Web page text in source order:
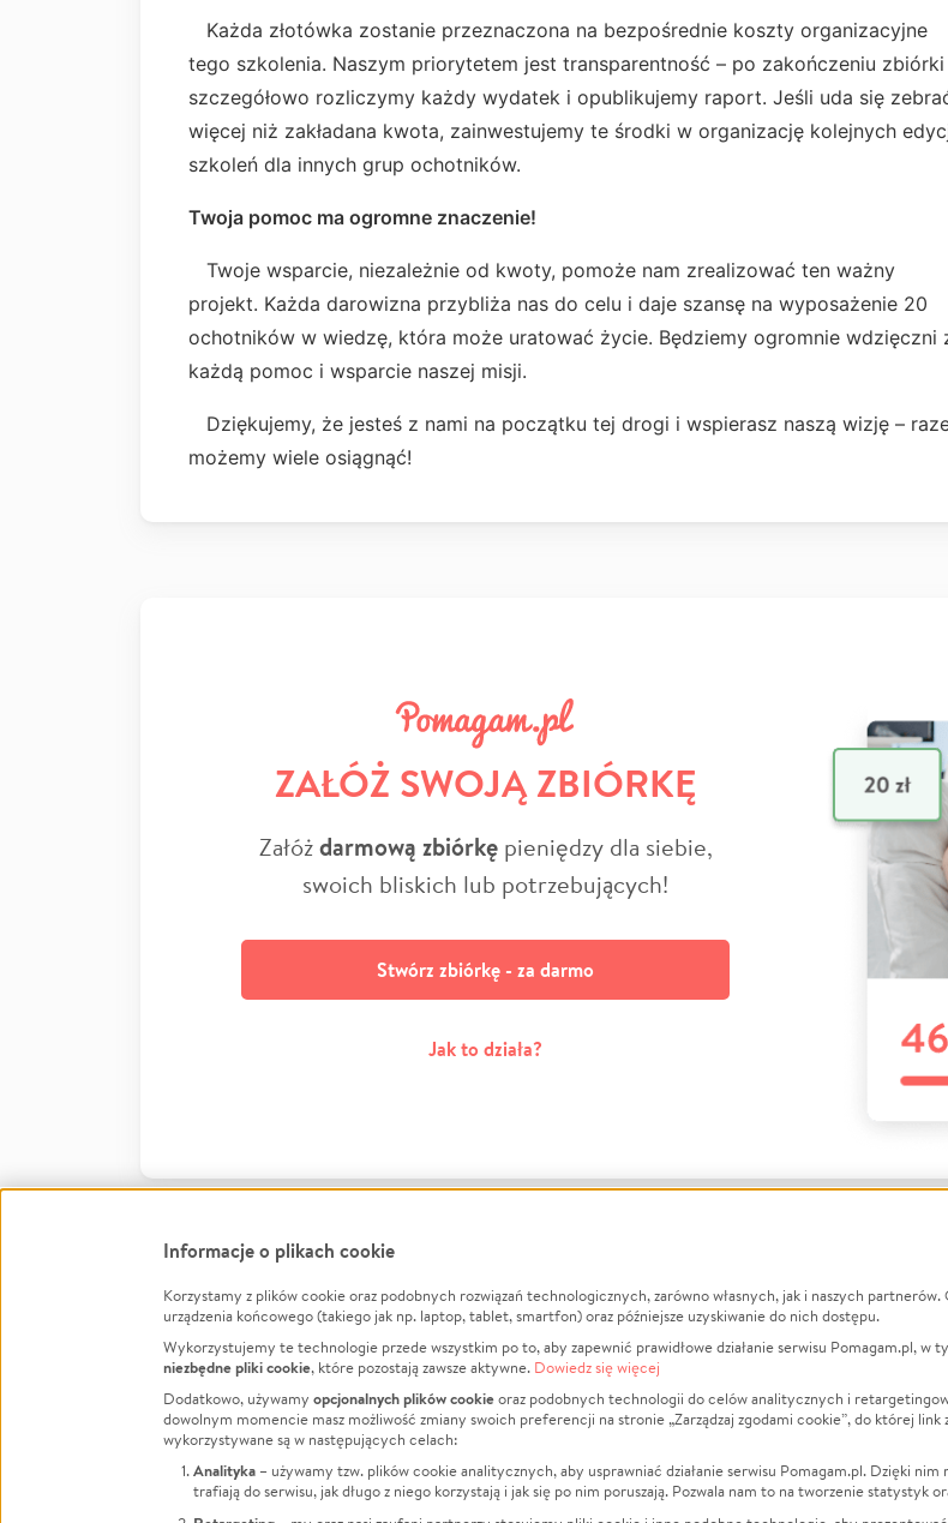
Każda złotówka zostanie przeznaczona na bezpośrednie koszty organizacyjne
tego szkolenia. Naszym priorytetem jest transparentność – po zakończeniu zbiórki
szczegółowo rozliczymy każdy wydatek i opublikujemy raport. Jeśli uda się
więcej niż zakładana kwota, zainwestujemy te środki w organizację kolejnych
szkoleń dla innych grup ochotników.
Twoja pomoc ma ogromne znaczenie!
Twoje wsparcie, niezależnie od kwoty, pomoże nam zrealizować ten ważny
projekt. Każda darowizna przybliża nas do celu i daje szansę na wyposażenie 20
ochotników w wiedzę, która może uratować życie. Będziemy ogromnie wdzięczni
każdą pomoc i wsparcie naszej misji.
Dziękujemy, że jesteś z nami na początku tej drogi i wspierasz naszą wizję –
możemy wiele osiągnąć!
ZAŁÓŻ SWOJĄ ZBIÓRKĘ
Załóżdarmową zbiórkępieniędzy dla siebie,
swoich bliskich lub potrzebujących!
Stwórz zbiórkę - za darmo
Jak to działa?
FacebookTwitter Instagram
LinkedInTikTok Youtube
Informacje
Jak to działa?
Regulamin
Polityka Prywatności
Kontakt
Porównanie serwisów
O nas
Opinie
Raporty
Za darmo
Dla NGO
Fundacja Pomagam.pl
Informacje o plikach cookie
Korzystamy z plików cookie oraz podobnych rozwiązań technologicznych, zarówno własnych, jak i naszych
urządzenia końcowego (takiego jak np. laptop, tablet, smartfon) oraz późniejsze uzyskiwanie do nich dostępu.
Wykorzystujemy te technologie przede wszystkim po to, aby zapewnić prawidłowe działanie serwisu Pomagam.pl,
niezbędne pliki cookie, które pozostają zawsze aktywne. Dowiedz się więcej
Dodatkowo, używamy opcjonalnych plików cookieoraz podobnych technologii do celów analitycznych i
dowolnym momencie masz możliwość zmiany swoich preferencji na stronie „Zarządzaj zgodami cookie”, do której
wykorzystywane są w następujących celach:
Analityka – używamy tzw. plików cookie analitycznych, aby usprawniać działanie serwisu Pomagam.pl. Dzięki
trafiają do serwisu, jak długo z niego korzystają i jak się po nim poruszają. Pozwala nam to na tworzenie statystyk